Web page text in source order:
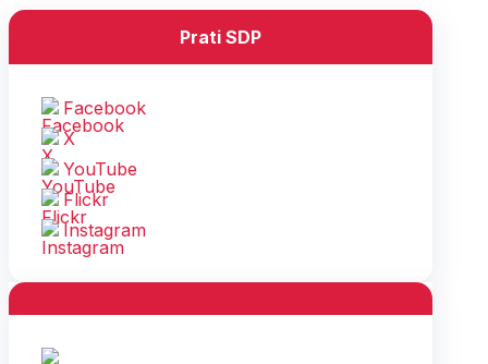
Prati SDP
Facebook
X
YouTube
Flickr
Instagram